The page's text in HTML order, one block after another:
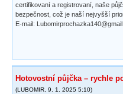
certifikovaní a registrovaní, naše
bezpečnost, což je naší nejvyšší
E-mail:
Hotovostní půjčka – rychle
(LUBOMIR, 9. 1. 2025 5:10)